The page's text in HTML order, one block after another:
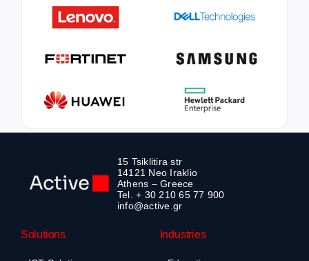
15 Tsiklitira str
14121 Neo Iraklio
Athens – Greece
Tel. + 30 210 65 77 900
info@active.gr
Solutions Industries